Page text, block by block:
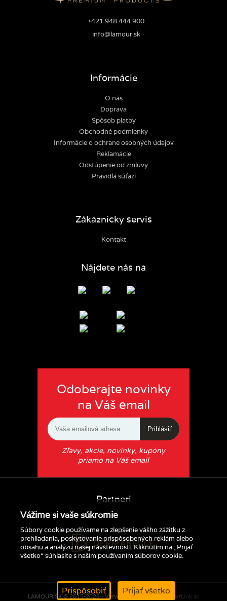
Vážime si vaše súkromie
Súbory cookie používame na zlepšenie vášho zážitku z
prehliadania, poskytovanie prispôsobených reklám alebo
obsahu a analýzu našej návštevnosti. Kliknutím na „Prijať
všetko“ súhlasíte s naším používaním súborov cookie.
Prispôsobiť Prijať všetko
+421 948 444 900
info@lamour.sk
Informácie
O nás
Doprava
Spôsob platby
Obchodné podmienky
Informácie o ochrane osobných údajov
Reklamácie
Odstúpenie od zmluvy
Pravidlá súťaží
Zákaznícky servis
Kontakt
Nájdete nás na
Odoberajte novinky
na Váš email
Prihlásiť
Zľavy, akcie, novinky, kupóny
priamo na Váš email
Partneri
LAMOUR.SK © 2015-2026 - Vytvorené s pomocou SmartLink.sk